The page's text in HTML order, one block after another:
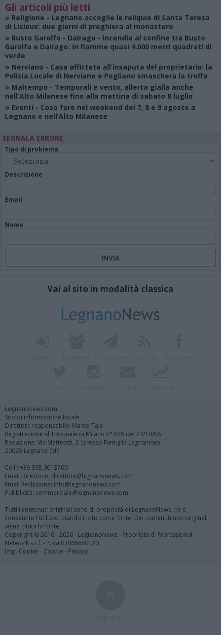
Gli articoli più letti
» Religione - Legnano accoglie le reliquie di Santa Teresa
di Lisieux: due giorni di preghiera al monastero
» Busto Garolfo - Dairago - Incendio al confine tra Busto
Garolfo e Dairago: in fiamme quasi 4.000 metri quadrati di
verde
» Nerviano - Casa affittata all’insaputa del proprietario: la
Polizia Locale di Nerviano e Pogliano smaschera la truffa
» Maltempo - Temporali e vento, allerta gialla anche
nell’Alto Milanese fino alla mattina di sabato 8 luglio
» Eventi - Cosa fare nel weekend del 7, 8 e 9 agosto a
Legnano e nell’Alto Milanese
SEGNALA ERRORE
Tipo di problema
Descrizione
Email
Nome
Vai al sito in modalità classica
Legnanonews.com
Sito di informazione locale
Direttore responsabile: Marco Tajè
Registrazione al Tribunale di Milano n° 639 del 23/10/08
Redazione: Via Matteotti, 3 (presso Famiglia Legnanese)
20025 Legnano (MI)
Cell.: +39.393.9013760
Email Direzione: direttore@legnanonews.com
Email Redazione: info@legnanonews.com
Pubblicità: commerciale@legnanonews.com
Tutti i contenuti originali sono di proprietà di LegnanoNews, ne è
consentito l'utilizzo citando il sito come fonte. Dei contenuti non originali
viene citata la fonte.
Copyright © 2016 - 2026 - LegnanoNews - Proprietà di Professional
Network s.r.l. - P.Iva 03068650120
Imp. Cookie - Cookie - Privacy